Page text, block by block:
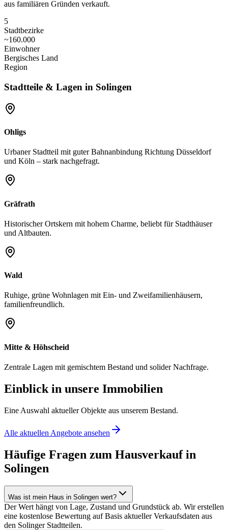
aus familiären Gründen verkauft.
5
Stadtbezirke
~160.000
Einwohner
Bergisches Land
Region
Stadtteile & Lagen in Solingen
Ohligs
Urbaner Stadtteil mit guter Bahnanbindung Richtung Düsseldorf
und Köln – stark nachgefragt.
Gräfrath
Historischer Ortskern mit hohem Charme, beliebt für Stadthäuser
und Altbauten.
Wald
Ruhige, grüne Wohnlagen mit Ein- und Zweifamilienhäusern,
familienfreundlich.
Mitte & Höhscheid
Zentrale Lagen mit gemischtem Bestand und solider Nachfrage.
Einblick in unsere Immobilien
Eine Auswahl aktueller Objekte aus unserem Bestand.
Alle aktuellen Angebote ansehen
Häufige Fragen zum Hausverkauf in
Solingen
Was ist mein Haus in Solingen wert?
Der Wert hängt von Lage, Zustand und Grundstück ab. Wir erstellen
eine kostenlose Bewertung auf Basis aktueller Verkaufsdaten aus
den Solinger Stadtteilen.